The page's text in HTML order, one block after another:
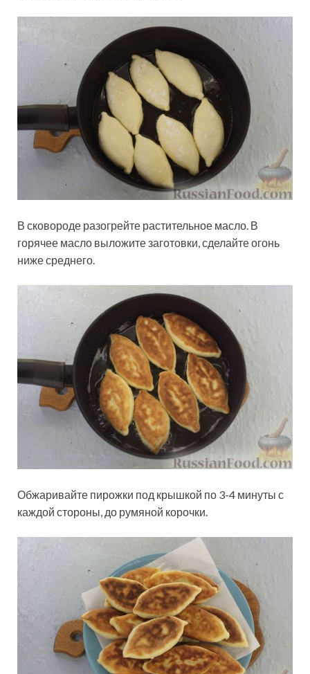
В сковороде разогрейте растительное масло. В
горячее масло выложите заготовки, сделайте огонь
ниже среднего.
Обжаривайте пирожки под крышкой по 3-4 минуты с
каждой стороны, до румяной корочки.